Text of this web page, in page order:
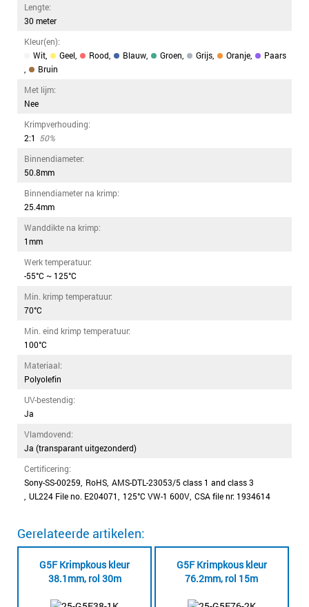
Lengte:
30 meter
Kleur(en):
Wit
Geel Rood Blauw Groen Grijs Oranje
Paars
Bruin
Met lijm:
Nee
Krimpverhouding:
2:1 50%
Binnendiameter:
50.8mm
Binnendiameter na krimp:
25.4mm
Wanddikte na krimp:
1mm
Werk temperatuur:
-55°C ~ 125°C
Min. krimp temperatuur:
70°C
Min. eind krimp temperatuur:
100°C
Materiaal:
Polyolefin
UV-bestendig:
Ja
Vlamdovend:
Ja (transparant uitgezonderd)
Certificering:
Sony-SS-00259 RoHS AMS-DTL-23053/5 class 1 and class 3
UL224 File no. E204071 125°C VW-1 600V CSA file nr: 1934614
Gerelateerde artikelen:
G5F Krimpkous kleur
38.1mm, rol 30m
G5F Krimpkous kleur
76.2mm, rol 15m